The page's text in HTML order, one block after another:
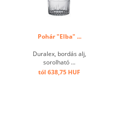
Pohár "Elba" ...
Duralex, bordás alj,
sorolható ...
tól 638,75 HUF